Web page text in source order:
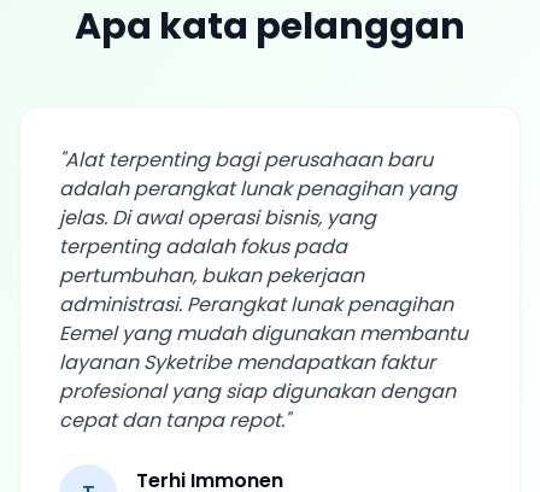
Apa kata pelanggan
"Alat terpenting bagi perusahaan baru
adalah perangkat lunak penagihan yang
jelas. Di awal operasi bisnis, yang
terpenting adalah fokus pada
pertumbuhan, bukan pekerjaan
administrasi. Perangkat lunak penagihan
Eemel yang mudah digunakan membantu
layanan Syketribe mendapatkan faktur
profesional yang siap digunakan dengan
cepat dan tanpa repot."
Terhi Immonen